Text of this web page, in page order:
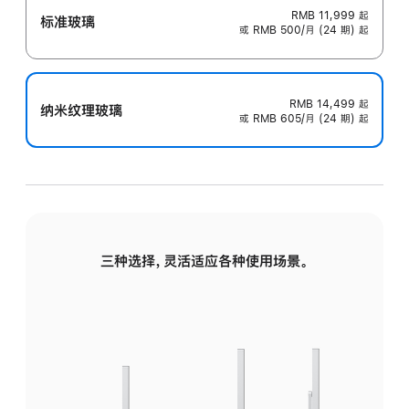
标准玻璃 RMB 11,999 起
或 RMB 500/月 (24 期) 起
纳米纹理玻璃 RMB 14,499 起
或 RMB 605/月 (24 期) 起
三种选择，灵活适应各种使用场景。